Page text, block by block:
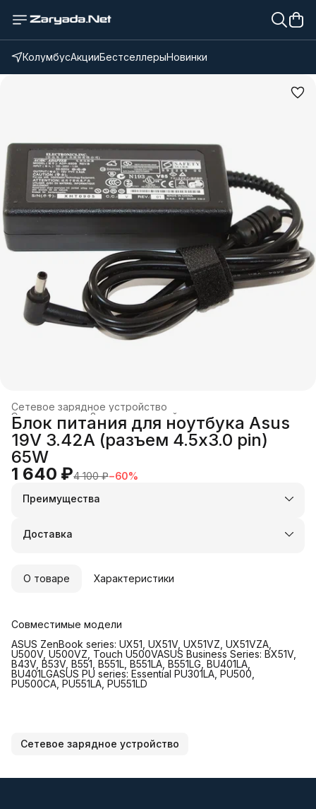
КолумбусАкцииБестселлерыНовинки
Сетевое зарядное устройство
Зарядные устройства и док-станции
Электроника
Главная ›
Блок питания для ноутбука Asus
19V 3.42A (разъем 4.5x3.0 pin)
65W
1 640 ₽4 100 ₽−60%
Преимущества
Оплата частями в Сплит
Удобный возврат
Доставка
О товаре Характеристики
Совместимые модели
ASUS ZenBook series: UX51, UX51V, UX51VZ, UX51VZA,
U500V, U500VZ, Touch U500VASUS Business Series: BX51V,
B43V, B53V, B551, B551L, B551LA, B551LG, BU401LA,
BU401LGASUS PU series: Essential PU301LA, PU500,
PU500CA, PU551LA, PU551LD
Сетевое зарядное устройство